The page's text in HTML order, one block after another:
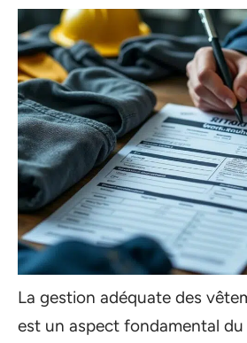
La gestion adéquate des
est un aspect fondamental